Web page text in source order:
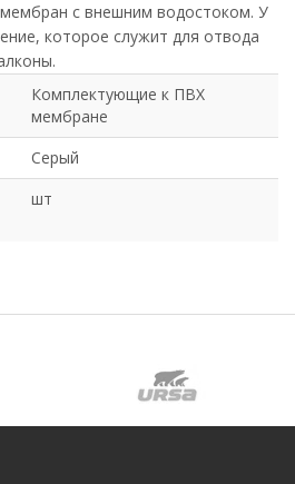
с внешним водостоком. У
которое служит для отвода
Комплектующие к ПВХ
мембране
Серый
шт